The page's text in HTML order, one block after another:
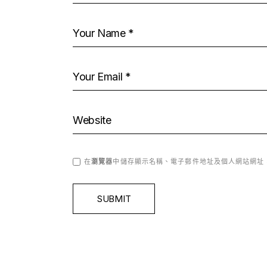
在瀏覽器中儲存顯示名稱、電子郵件地址及個人網站網址
SUBMIT